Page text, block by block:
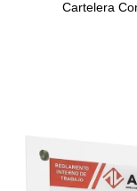
Cartelera